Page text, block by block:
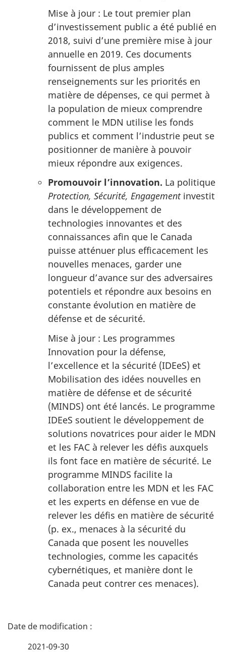
Mise à jour : Le tout premier plan
d’investissement public a été publié en
2018, suivi d’une première mise à jour
annuelle en 2019. Ces documents
fournissent de plus amples
renseignements sur les priorités en
matière de dépenses, ce qui permet à
la population de mieux comprendre
comment le MDN utilise les fonds
publics et comment l’industrie peut se
positionner de manière à pouvoir
mieux répondre aux exigences.
Promouvoir l’innovation. La politique
Protection, Sécurité, Engagementinvestit
dans le développement de
technologies innovantes et des
connaissances afin que le Canada
puisse atténuer plus efficacement les
nouvelles menaces, garder une
longueur d’avance sur des adversaires
potentiels et répondre aux besoins en
constante évolution en matière de
défense et de sécurité.
Mise à jour : Les programmes
Innovation pour la défense,
l’excellence et la sécurité (IDEeS) et
Mobilisation des idées nouvelles en
matière de défense et de sécurité
(MINDS) ont été lancés. Le programme
IDEeS soutient le développement de
solutions novatrices pour aider le MDN
et les FAC à relever les défis auxquels
ils font face en matière de sécurité. Le
programme MINDS facilite la
collaboration entre les MDN et les FAC
et les experts en défense en vue de
relever les défis en matière de sécurité
(p. ex., menaces à la sécurité du
Canada que posent les nouvelles
technologies, comme les capacités
cybernétiques, et manière dont le
Canada peut contrer ces menaces).
D
2021-09-30